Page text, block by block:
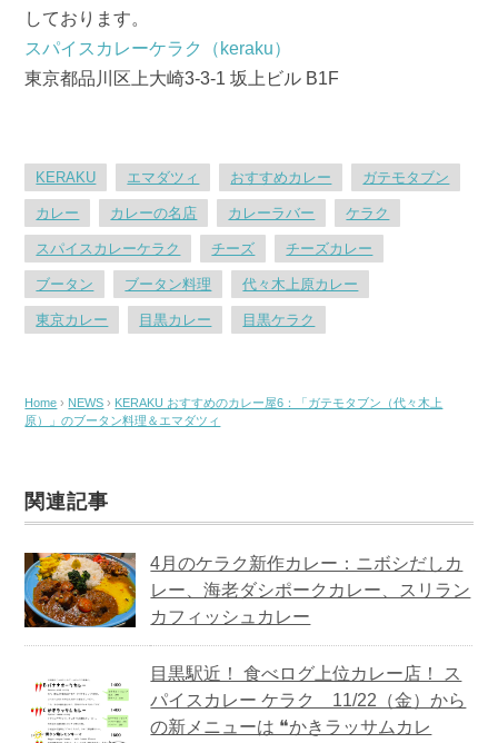
しております。
スパイスカレーケラク（keraku）
東京都品川区上大崎3-3-1 坂上ビル B1F
KERAKU エマダツィ おすすめカレー ガテモタブン
カレー カレーの名店 カレーラバー ケラク
スパイスカレーケラク チーズ チーズカレー
ブータン ブータン料理 代々木上原カレー
東京カレー 目黒カレー 目黒ケラク
Home › NEWS › KERAKU おすすめのカレー屋6：「ガテモタブン（代々木上
原）」のブータン料理＆エマダツィ
関連記事
4月のケラク新作カレー：ニボシだしカ
レー、海老ダシポークカレー、スリラン
カフィッシュカレー
目黒駅近！ 食べログ上位カレー店！ ス
パイスカレー ケラク 11/22（金）から
の新メニューは ❝かきラッサムカレ